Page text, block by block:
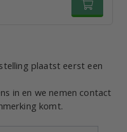
plaatst eerst een
in en we nemen contact
komt.